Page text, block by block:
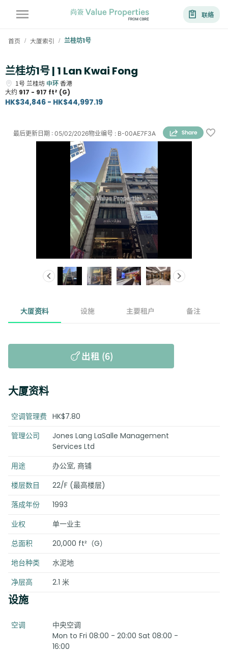
联络
首页 / 大厦索引 / 兰桂坊1号
兰桂坊1号 | 1 Lan Kwai Fong
1号 兰桂坊 中环香港
大约 917 - 917 ft² (G)
HK$34,846 - HK$44,997.19
物业编号 : B-00AE7F3A
最后更新日期 : 05/02/2026
大厦资料 设施 主要租户 备注
出租 (6)
大厦资料
空调管理费 HK$7.80
管理公司
Jones Lang LaSalle Management
Services Ltd
用途
办公室, 商铺
楼层数目
22/F (最高楼层)
落成年份
1993
业权
单一业主
总面积
20,000 ft²（G）
地台种类
水泥地
净层高
2.1 米
设施
空调
中央空调
Mon to Fri 08:00 - 20:00 Sat 08:00 -
16:00